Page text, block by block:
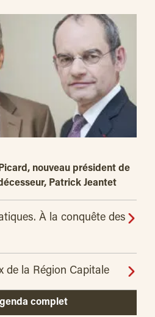
nouveau président de
Patrick Jeantet
À la conquête des
de la Région Capitale
complet